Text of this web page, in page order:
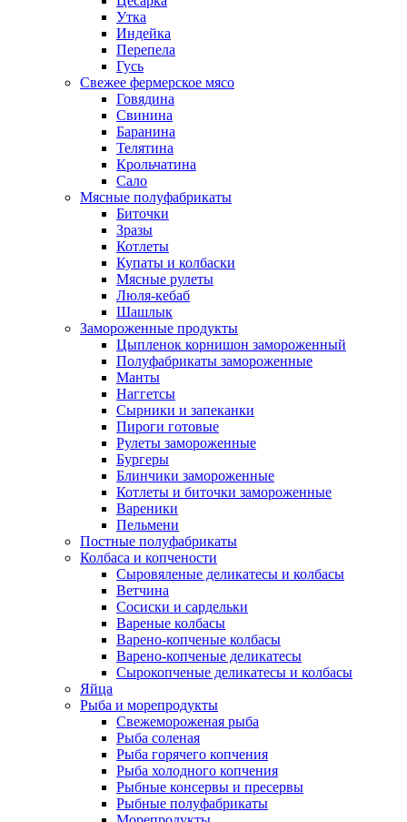
Утка
Индейка
Перепела
Гусь
Свежее фермерское мясо
Говядина
Свинина
Баранина
Телятина
Крольчатина
Сало
Мясные полуфабрикаты
Биточки
Зразы
Котлеты
Купаты и колбаски
Мясные рулеты
Люля-кебаб
Шашлык
Замороженные продукты
Цыпленок корнишон замороженный
Полуфабрикаты замороженные
Манты
Наггетсы
Сырники и запеканки
Пироги готовые
Рулеты замороженные
Бургеры
Блинчики замороженные
Котлеты и биточки замороженные
Вареники
Пельмени
Постные полуфабрикаты
Колбаса и копчености
Сыровяленые деликатесы и колбасы
Ветчина
Сосиски и сардельки
Вареные колбасы
Варено-копченые колбасы
Варено-копченые деликатесы
Сырокопченые деликатесы и колбасы
Яйца
Рыба и морепродукты
Свежемороженая рыба
Рыба соленая
Рыба горячего копчения
Рыба холодного копчения
Рыбные консервы и пресервы
Рыбные полуфабрикаты